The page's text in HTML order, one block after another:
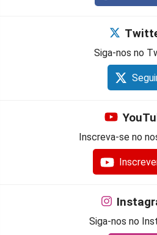
Siga-nos no
Inscreva-se no
Siga-nos no